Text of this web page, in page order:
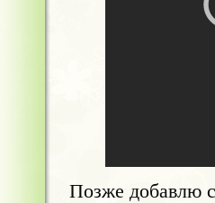
Позже добавлю